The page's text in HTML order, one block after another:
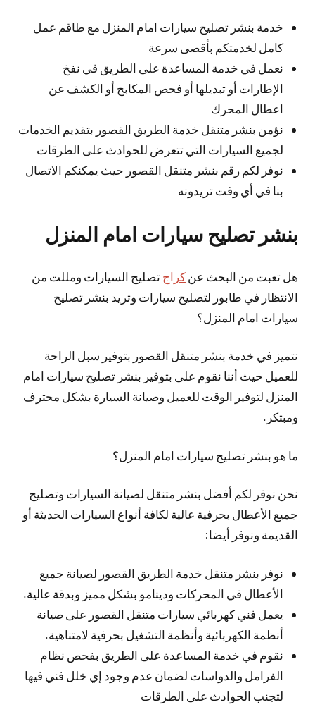
خدمة بنشر تصليح سيارات امام المنزل مع طاقم عمل
كامل لخدمتكم بأقصى سرعة
نعمل في خدمة المساعدة على الطريق في نفخ
الإطارات أو تبديلها أو فحص المكابح أو الكشف عن
اعطال المحرك
نؤمن بنشر متنقل خدمة الطريق القصور بتقديم الخدمات
لجميع السيارات التي تتعرض للحوادث على الطرقات
نوفر لكم رقم بنشر متنقل القصور حيث يمكنكم الاتصال
بنا في أي وقت تريدونه
بنشر تصليح سيارات امام المنزل
هل تعبت من البحث عن كراج تصليح السيارات ومللت من
الانتظار في طابور لتصليح سيارات وتريد بنشر تصليح
سيارات امام المنزل؟
نتميز في خدمة بنشر متنقل القصور بتوفير سبل الراحة
للعميل حيث أننا نقوم على بتوفير بنشر تصليح سيارات امام
المنزل لتوفير الوقت للعميل وصيانة السيارة بشكل محترف
ومبتكر.
ما هو بنشر تصليح سيارات امام المنزل؟
نحن نوفر لكم أفضل بنشر متنقل لصيانة السيارات وتصليح
جميع الأعطال بحرفية عالية لكافة أنواع السيارات الحديثة أو
القديمة ونوفر أيضا:
نوفر بنشر متنقل خدمة الطريق القصور لصيانة جميع
الأعطال في المحركات ودينامو بشكل مميز وبدقة عالية.
يعمل فني كهربائي سيارات متنقل القصور على صيانة
أنظمة الكهربائية وأنظمة التشغيل بحرفية لامتناهية.
نقوم في خدمة المساعدة على الطريق بفحص نظام
الفرامل والدواسات لضمان عدم وجود إي خلل فني فيها
لتجنب الحوادث على الطرقات